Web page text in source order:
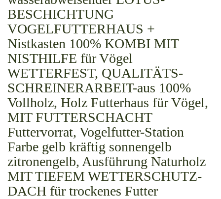
BESCHICHTUNG
VOGELFUTTERHAUS +
Nistkasten 100% KOMBI MIT
NISTHILFE für Vögel
WETTERFEST, QUALITÄTS-
SCHREINERARBEIT-aus 100%
Vollholz, Holz Futterhaus für Vögel,
MIT FUTTERSCHACHT
Futtervorrat, Vogelfutter-Station
Farbe gelb kräftig sonnengelb
zitronengelb, Ausführung Naturholz
MIT TIEFEM WETTERSCHUTZ-
DACH für trockenes Futter